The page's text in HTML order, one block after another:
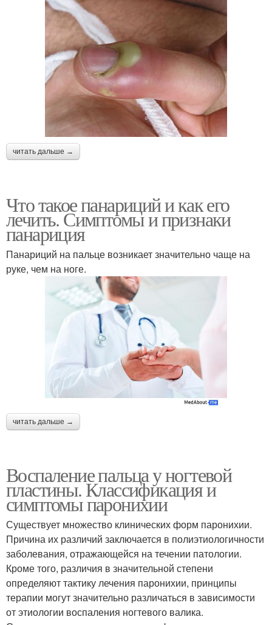
читать дальше →
Что такое панариций и как его
лечить. Симптомы и признаки
панариция
Панариций на пальце возникает значительно чаще на
руке, чем на ноге.
читать дальше →
Воспаление пальца у ногтевой
пластины. Классификация и
симптомы паронихии
Существует множество клинических форм паронихии.
Причина их различий заключается в полиэтиологичности
заболевания, отражающейся на течении патологии.
Кроме того, различия в значительной степени
определяют тактику лечения паронихии, принципы
терапии могут значительно различаться в зависимости
от этиологии воспаления ногтевого валика.